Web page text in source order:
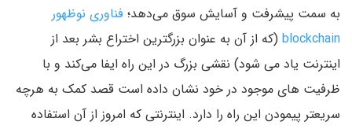
به سمت پیشرفت و آسایش سوق می‌دهد؛ فناوری نوظهور
blockchain (که از آن به عنوان بزرگترین اختراع بشر بعد از
اینترنت یاد می شود) نقشی بزرگ در این راه ایفا می‌کند و با
ظرفیت های موجود در خود نشان داده است قصد کمک به هرچه
سریعتر پیمودن این راه را دارد. اینترنتی که امروز از آن استفاده